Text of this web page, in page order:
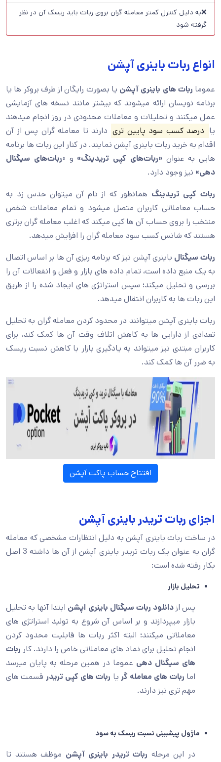
❌به دلیل کنترل کمتر معامله گران بروی ربات باید ریسک آن در نظر
گرفته شود
انواع ربات باینری آپشن
عموما ربات های باینری آپشن یا بصورت رایگان از طرف بروکر ها یا
برنامه نویسان ارائه میشوند که بیشتر مانند نسخه های آزمایشی
عمل میکنند و تحلیلات و معاملات محدودی در روز انجام میدهند
یا درصد کسب سود پایین تری دارند تا معامله گران پس از آن
اقدام به خرید ربات باینری آپشن نمایند. در کنار این ربات ها برنامه
هایی به عنوان «ربات‌های کپی تریدینگ» و «ربات‌های سیگنال
دهی» نیز وجود دارد.
ربات کپی تریدینگ همانطور که از نام آن میتوان حدس زد به
حساب معاملاتی کاربران متصل میشود و تمام معاملات شخص
منتخب را بروی حساب آن ها کپی میکند که اغلب معامله گران برتری
هستند که شانس کسب سود معامله گران را افزایش میدهد.
ربات سیگنال باینری آپشن نیز که برنامه ریزی آن ها بر اساس اتصال
به یک منبع داده است، تمام داده های بازار و فعل و انفعالات آن را
بررسی و تحلیل میکند؛ سپس استراتژی های ایجاد شده را از طریق
این ربات ها به کاربران انتقال میدهد.
ربات باینری آپشن میتوانند در محدود کردن معامله گران به تحلیل
تعدادی از دارایی ها به کاهش اتلاف وقت آن ها کمک کند، برای
کاربران مبتدی نیز میتواند به یادگیری بازار با کاهش نسبت ریسک
به ضرر آن ها کمک کند.
افتتاح حساب پاکت آپشن
اجزای ربات تریدر باینری آپشن
در ساخت ربات باینری آپشن به دلیل انتظارات مشخصی که معامله
گران به عنوان یک ربات تریدر باینری آپشن از آن ها داشته 3 اصل
بکار رفته شده است:
تحلیل بازار
پس ازدانلود ربات سیگنال باینری اپشن ابتدا آنها به تحلیل
بازار میپردازند و بر اساس آن شروع به تولید استراتژی های
معاملاتی میکنند؛ البته اکثر ربات ها قابلیت محدود کردن
انجام تحلیل برای نماد های معاملاتی خاص را دارند. کار ربات
های سیگنال دهی عموما در همین مرحله به پایان میرسد
اما ربات های معامله گر یا ربات های کپی تریدر قسمت های
مهم تری نیز دارند.
ماژول پیشبینی نسبت ریسک به سود
در این مرحله ربات تریدر باینری آپشن موظف هستند تا